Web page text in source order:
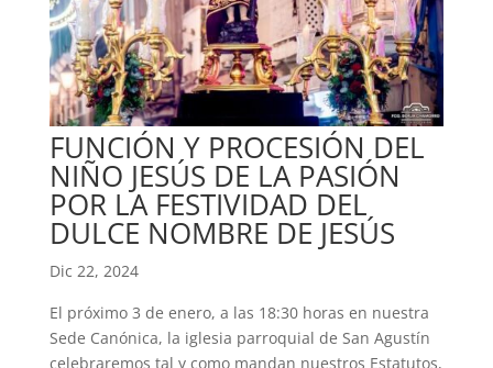
FUNCIÓN Y PROCESIÓN DEL
NIÑO JESÚS DE LA PASIÓN
POR LA FESTIVIDAD DEL
DULCE NOMBRE DE JESÚS
Dic 22, 2024
El próximo 3 de enero, a las 18:30 horas en nuestra
Sede Canónica, la iglesia parroquial de San Agustín
celebraremos tal y como mandan nuestros Estatutos,